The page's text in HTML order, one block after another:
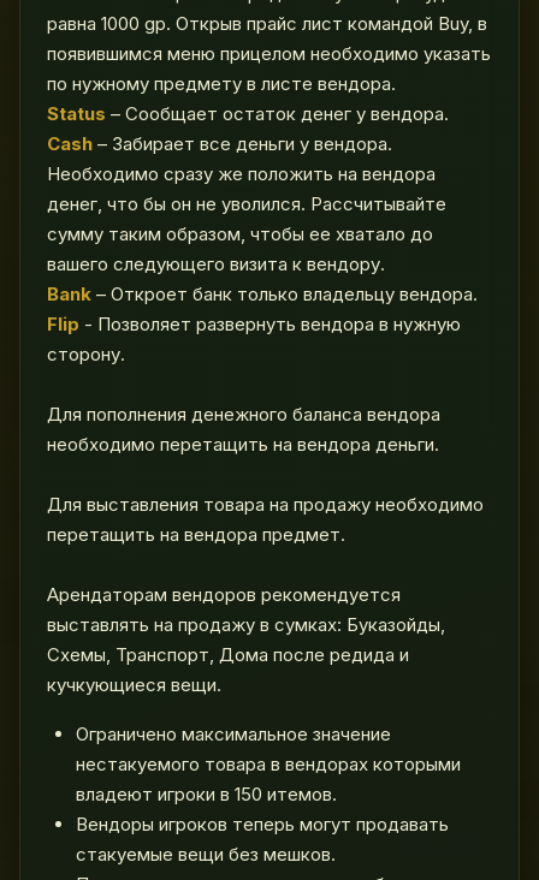
равна 1000 gp. Открыв прайс лист командой Buy, в
появившимся меню прицелом необходимо указать
по нужному предмету в листе вендора.
Status – Сообщает остаток денег у вендора.
Cash – Забирает все деньги у вендора.
Необходимо сразу же положить на вендора
денег, что бы он не уволился. Рассчитывайте
сумму таким образом, чтобы ее хватало до
вашего следующего визита к вендору.
Bank – Откроет банк только владельцу вендора.
Flip - Позволяет развернуть вендора в нужную
сторону.
Для пополнения денежного баланса вендора
необходимо перетащить на вендора деньги.
Для выставления товара на продажу необходимо
перетащить на вендора предмет.
Арендаторам вендоров рекомендуется
выставлять на продажу в сумках: Буказойды,
Схемы, Транспорт, Дома после редида и
кучкующиеся вещи.
Ограничено максимальное значение
нестакуемого товара в вендорах которыми
владеют игроки в 150 итемов.
Вендоры игроков теперь могут продавать
стакуемые вещи без мешков.